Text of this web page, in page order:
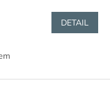
DETAIL